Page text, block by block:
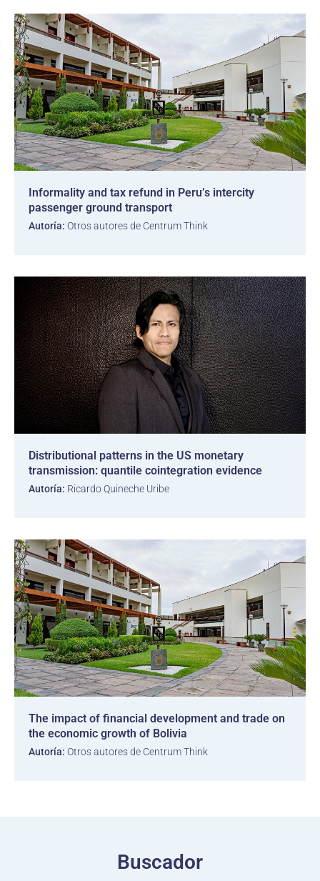
Informality and tax refund in Peru’s intercity
passenger ground transport
Autoría: Otros autores de Centrum Think
Distributional patterns in the US monetary
transmission: quantile cointegration evidence
Autoría: Ricardo Quineche Uribe
The impact of financial development and trade on
the economic growth of Bolivia
Autoría: Otros autores de Centrum Think
Buscador